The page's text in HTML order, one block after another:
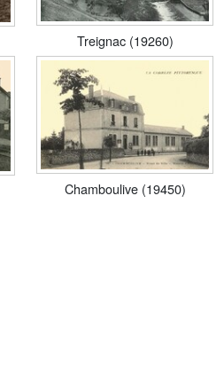
Treignac (19260)
Chamboulive (19450)